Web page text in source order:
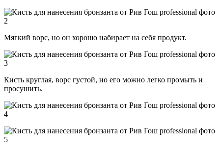
Мягкий ворс, но он хорошо набирает на себя продукт.
Кисть круглая, ворс густой, но его можно легко промыть и
просушить.